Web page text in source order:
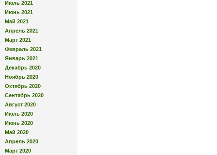
Июль 2021
Июнь 2021
Май 2021
Апрель 2021
Март 2021
Февраль 2021
Январь 2021
Декабрь 2020
Ноябрь 2020
Октябрь 2020
Сентябрь 2020
Август 2020
Июль 2020
Июнь 2020
Май 2020
Апрель 2020
Март 2020